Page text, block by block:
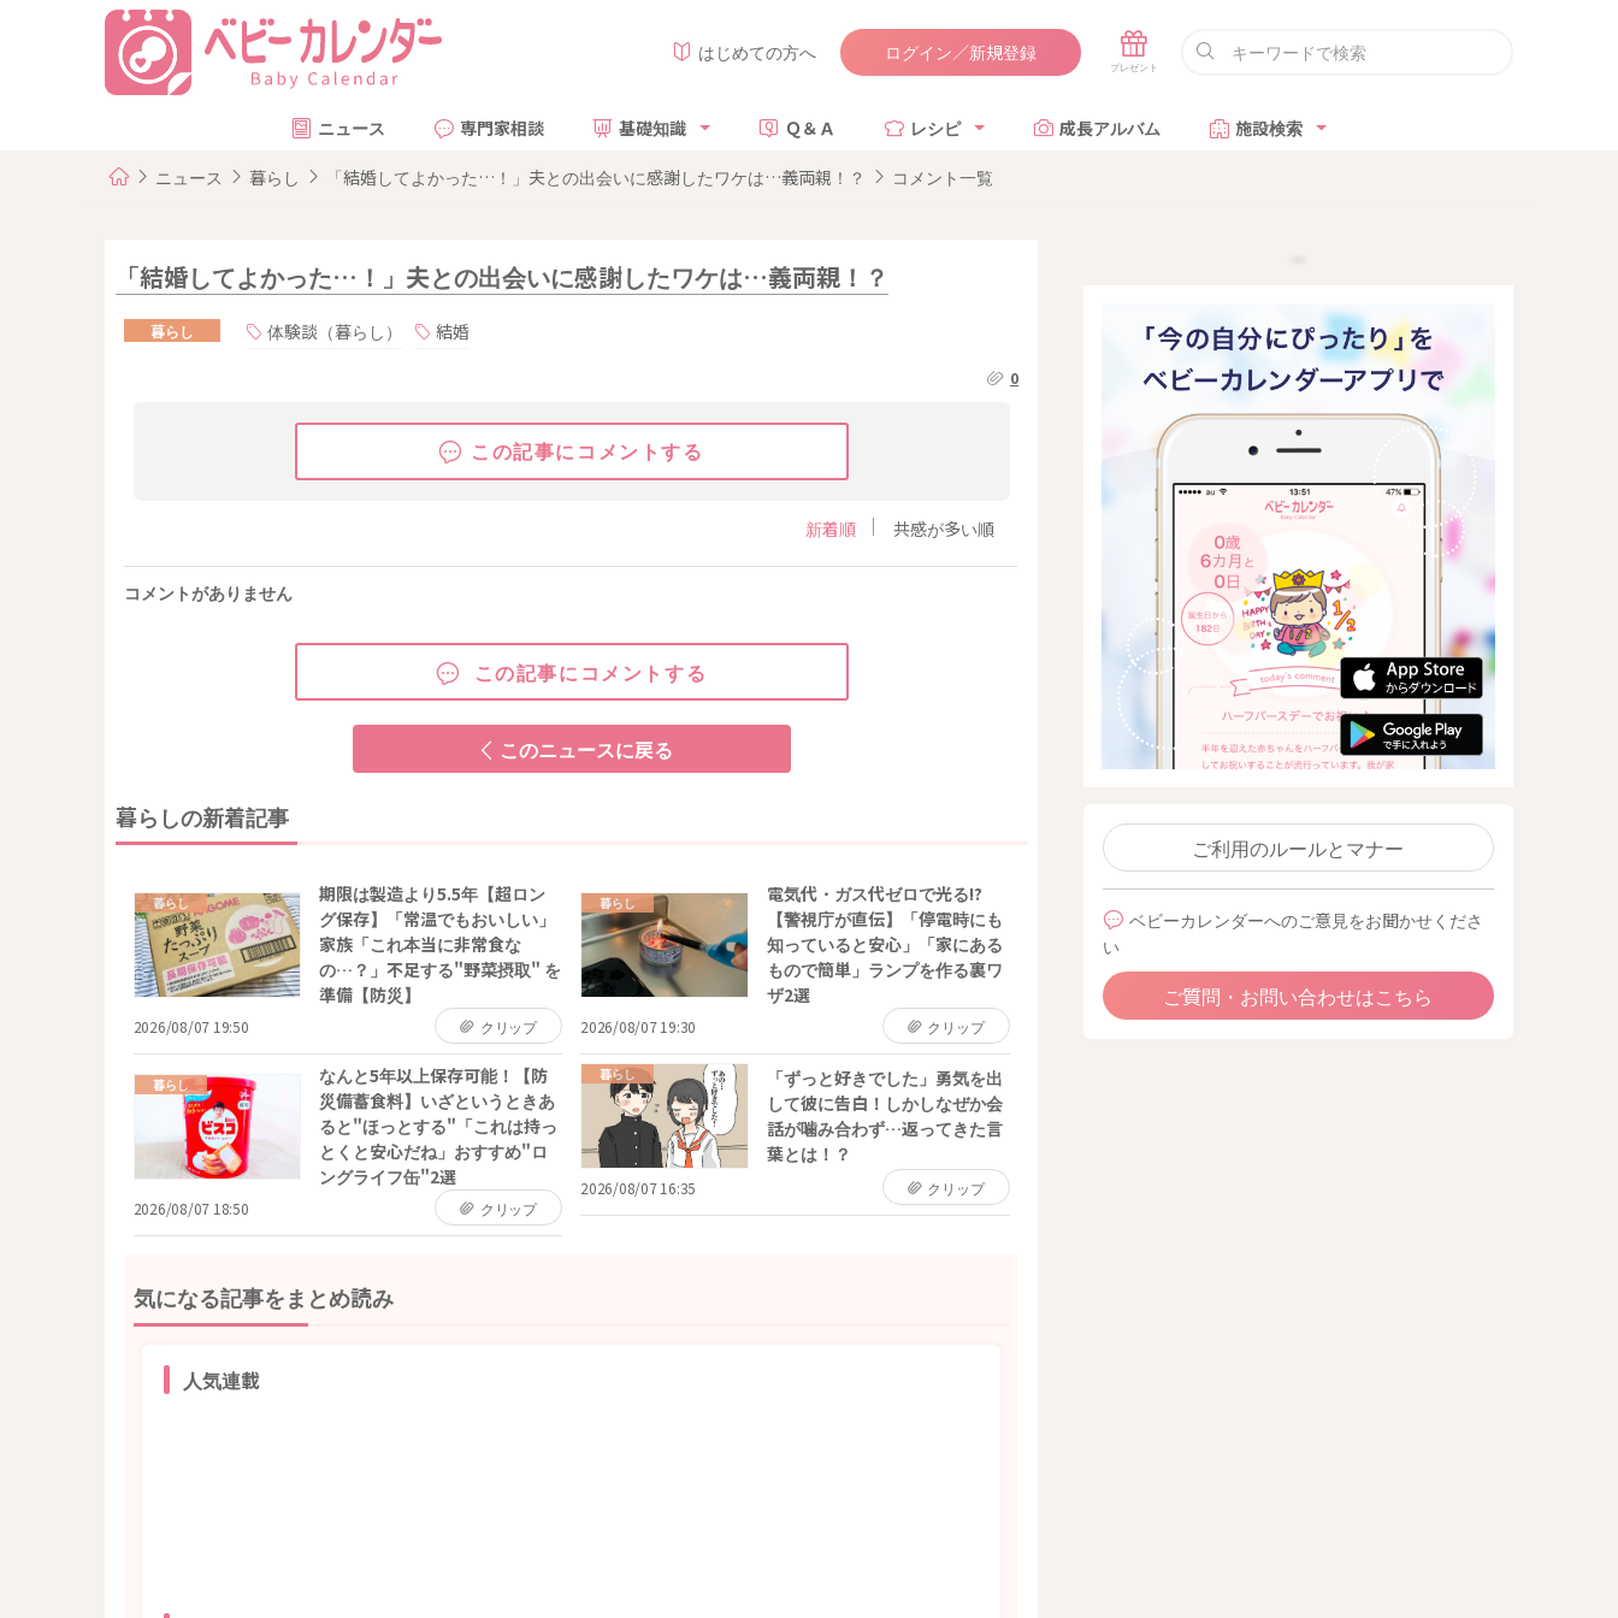
はじめての方へ ログイン／新規登録
ニュース 専門家相談 基礎知識 Ｑ＆Ａ レシピ 成長アルバム 施設検索
ニュース 暮らし 「結婚してよかった…！」夫との出会いに感謝したワケは…義両親！？ コメント一覧
「結婚してよかった…！」夫との出会いに感謝したワケは…義両親！？
暮らし 体験談（暮らし） 結婚
0
この記事にコメントする
新着順 共感が多い順
コメントがありません
この記事にコメントする
このニュースに戻る
暮らしの新着記事
暮らし
期限は製造より5.5年【超ロン
グ保存】「常温でもおいしい」
家族「これ本当に非常食な
の…？」不足する"野菜摂取" を
準備【防災】
2026/08/07 19:50 クリップ
暮らし
電気代・ガス代ゼロで光る!?
【警視庁が直伝】「停電時にも
知っていると安心」「家にある
もので簡単」ランプを作る裏ワ
ザ2選
2026/08/07 19:30 クリップ
暮らし
なんと5年以上保存可能！【防
災備蓄食料】いざというときあ
ると"ほっとする"「これは持っ
とくと安心だね」おすすめ"ロ
ングライフ缶"2選
2026/08/07 18:50 クリップ
暮らし
「ずっと好きでした」勇気を出
して彼に告白！しかしなぜか会
話が噛み合わず…返ってきた言
葉とは！？
2026/08/07 16:35 クリップ
気になる記事をまとめ読み
人気連載
ご利用のルールとマナー
ベビーカレンダーへのご意見をお聞かせくださ
い
ご質問・お問い合わせはこちら